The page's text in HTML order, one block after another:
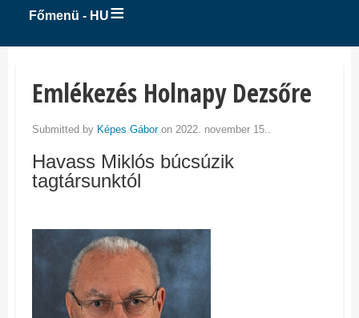
Főmenü - HU
Emlékezés Holnapy Dezsőre
Submitted by Képes Gáboron 2022. november 15..
Havass Miklós búcsúzik
tagtársunktól